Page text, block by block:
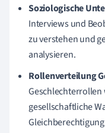
Soziologische
Interviews und
zu verstehen und
analysieren.
Rollenverteilung
gesellschaftliche